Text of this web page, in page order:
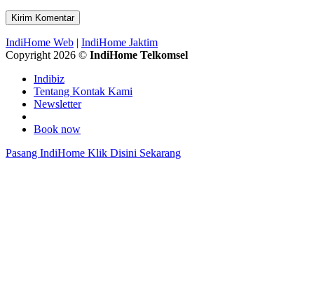
IndiHome Web | IndiHome Jaktim
Copyright 2026 © IndiHome Telkomsel
Indibiz
Tentang Kontak Kami
Newsletter
Book now
Pasang IndiHome Klik Disini Sekarang